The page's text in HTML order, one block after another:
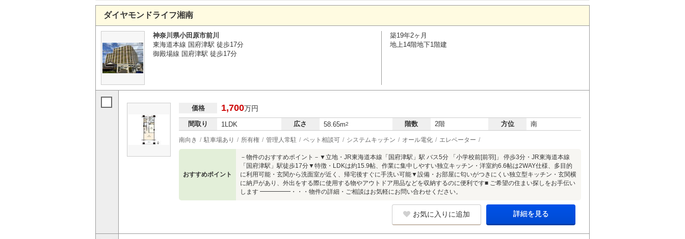
ダイヤモンドライフ湘南
神奈川県小田原市前川
東海道本線 国府津駅 徒歩17分
御殿場線 国府津駅 徒歩17分
築19年2ヶ月
地上14階地下1階建
価格 1,700万円
間取り 1LDK 広さ 58.65m2 階数 2階 方位 南
南向き 駐車場あり 所有権 管理人常駐 ペット相談可 システムキッチン オール電化 エレベーター
おすすめポイント
－物件のおすすめポイント－▼立地・JR東海道本線「国府津駅」駅 バス5分 「小学校前[前羽]」 停歩3分・JR東海道本線
「国府津駅」駅徒歩17分▼特徴・LDKは約15.9帖、作業に集中しやすい独立キッチン・洋室約6.6帖は2WAY仕様、多目的
に利用可能・玄関から洗面室が近く、帰宅後すぐに手洗い可能▼設備・お部屋に匂いがつきにくい独立型キッチン・玄関横
に納戸があり、外出をする際に使用する物やアウトドア用品などを収納するのに便利です■ ご希望の住まい探しをお手伝い
します ━━━━━・・・物件の詳細・ご相談はお気軽にお問い合わせください。
お気に入りに追加 詳細を見る